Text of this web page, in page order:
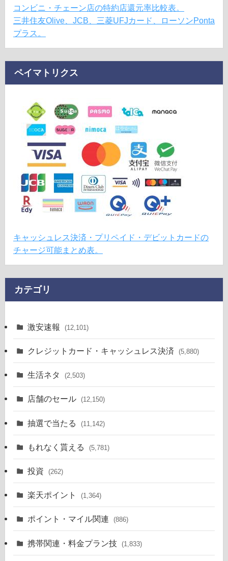
コンビニ・チェーン店の特約店還元率比較表。
三井住友Olive、JCB、三菱UFJカード、ローソンPonta
プラス。
ペイマトリクス
キャッシュレス決済・プリペイド・デビットカードの
チャージ可能まとめ表。
カテゴリ
激安速報 (12,101)
クレジットカード・キャッシュレス決済 (5,880)
生活ネタ (2,503)
店舗のセール (12,150)
抽選で当たる (11,142)
もれなく貰える (5,781)
投資 (262)
楽天ポイント (1,364)
ポイント・マイル関連 (886)
携帯関連・料金プラン技 (1,833)